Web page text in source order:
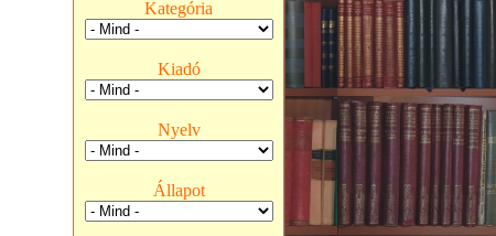
Kategória
Kiadó
Nyelv
Állapot